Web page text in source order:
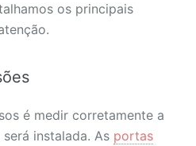
os principais
é medir corretamente a
instalada. As portas